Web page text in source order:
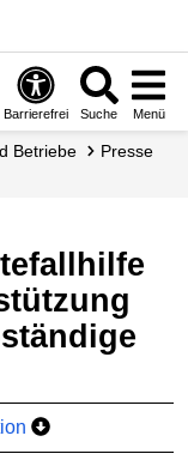
Barrierefrei Suche Menü
Betriebe
Presse